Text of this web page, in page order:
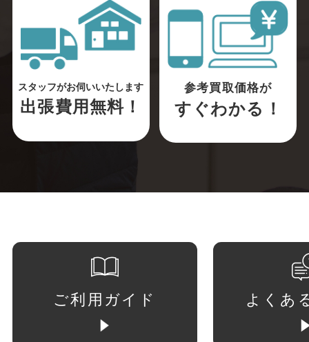
スタッフがお伺いいたします
出張費用無料！
参考買取価格が
すぐわかる！
ご利用ガイド よくあ